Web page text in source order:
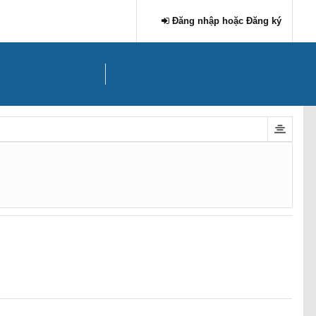
Đăng nhập hoặc Đăng ký